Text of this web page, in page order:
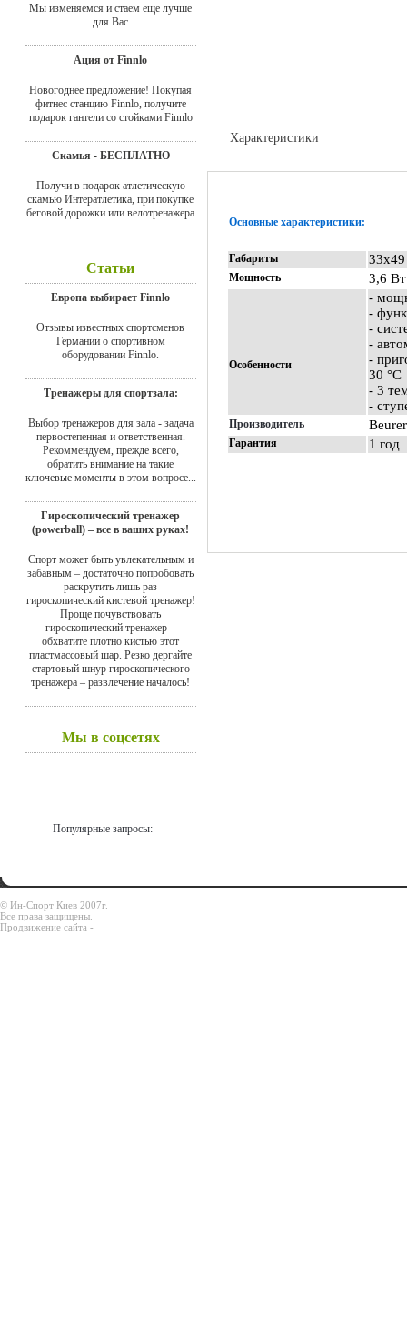
Мы изменяемся и стаем еще лучше
для Вас
Ация от Finnlo
Новогоднее предложение! Покупая
фитнес станцию Finnlo, получите
подарок гантели со стойками Finnlo
Скамья - БЕСПЛАТНО
Получи в подарок атлетическую
скамью Интератлетика, при покупке
беговой дорожки или велотренажера
Статьи
Европа выбирает Finnlo
Отзывы известных спортсменов
Германии о спортивном
оборудовании Finnlo.
Тренажеры для спортзала:
Выбор тренажеров для зала - задача
первостепенная и ответственная.
Рекоммендуем, прежде всего,
обратить внимание на такие
ключевые моменты в этом вопросе...
Гироскопический тренажер
(powerball) – все в ваших руках!
Спорт может быть увлекательным и
забавным – достаточно попробовать
раскрутить лишь раз
гироскопический кистевой тренажер!
Проще почувствовать
гироскопический тренажер –
обхватите плотно кистью этот
пластмассовый шар. Резко дергайте
стартовый шнур гироскопического
тренажера – развлечение началось!
Мы в соцсетях
Популярные запросы:
Характеристики
Основные характеристики:
Габариты
Мощность 3,6 Вт
Особенности
-
-
-
-
-
30 °C
- 3
-
Производитель
Гарантия 1 год
© Ин-Спорт Киев 2007г.
Все права защищены.
Продвижение сайта -